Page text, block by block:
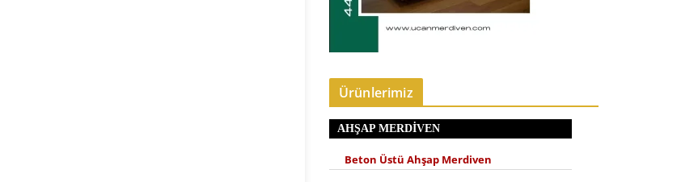
Ürünlerimiz
AHŞAP MERDIVEN
Beton Üstü Ahşap Merdiven